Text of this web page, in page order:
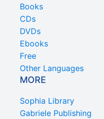
Books
CDs
DVDs
Ebooks
Free
Other Languages
MORE
Sophia Library
Gabriele Publishing